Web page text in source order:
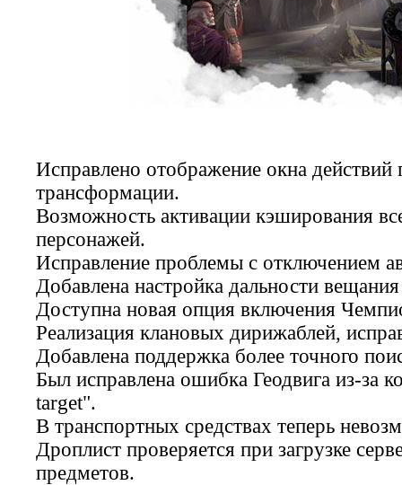
Исправлено отображение окна
трансформации.
Возможность активации кэширования
персонажей.
Исправление проблемы с отключением
Добавлена настройка дальности
Доступна новая опция включения
Реализация клановых дирижаблей,
Добавлена поддержка более точного
Был исправлена ошибка Геодвига из-за
target".
В транспортных средствах теперь
Дроплист проверяется при загрузке
предметов.